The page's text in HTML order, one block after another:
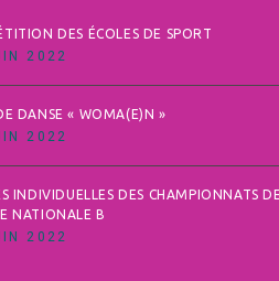
DES ÉCOLES DE SPORT
2022
DANSE « WOMA(E)N »
2022
INDIVIDUELLES DES CHAMPIONNATS
NATIONALE B
2022